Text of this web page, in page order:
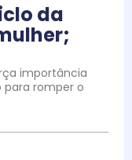
da
importância
para romper o